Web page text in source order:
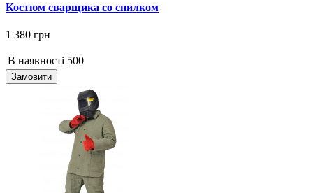
Костюм сварщика со спилком
1 380 грн
В наявності 500
Замовити